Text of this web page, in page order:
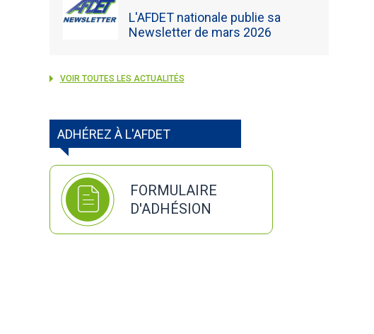
L'AFDET nationale publie sa
Newsletter de mars 2026
VOIR TOUTES LES ACTUALITÉS
ADHÉREZ À L'AFDET
FORMULAIRE
D'ADHÉSION